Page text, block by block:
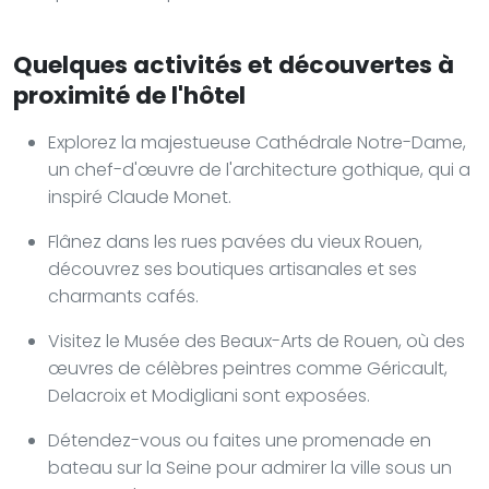
Quelques activités et découvertes à
proximité de l'hôtel
Explorez la majestueuse Cathédrale Notre-Dame,
un chef-d'œuvre de l'architecture gothique, qui a
inspiré Claude Monet.
Flânez dans les rues pavées du vieux Rouen,
découvrez ses boutiques artisanales et ses
charmants cafés.
Visitez le Musée des Beaux-Arts de Rouen, où des
œuvres de célèbres peintres comme Géricault,
Delacroix et Modigliani sont exposées.
Détendez-vous ou faites une promenade en
bateau sur la Seine pour admirer la ville sous un